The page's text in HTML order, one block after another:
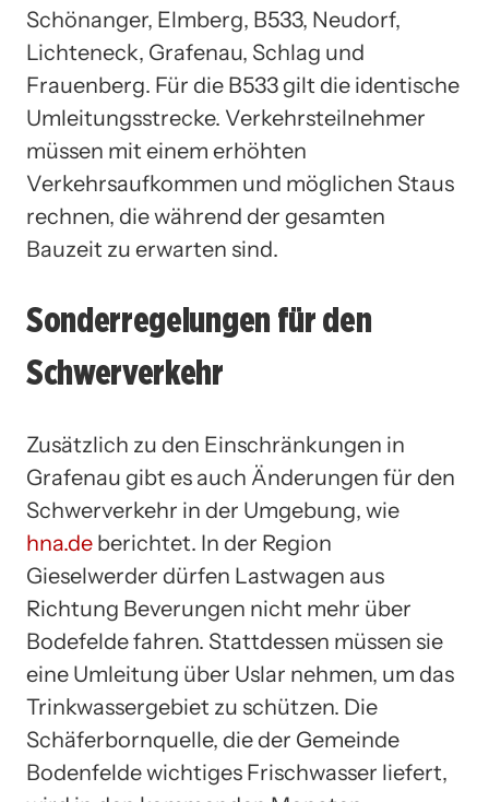
Schönanger, Elmberg, B533, Neudorf,
Lichteneck, Grafenau, Schlag und
Frauenberg. Für die B533 gilt die identische
Umleitungsstrecke. Verkehrsteilnehmer
müssen mit einem erhöhten
Verkehrsaufkommen und möglichen Staus
rechnen, die während der gesamten
Bauzeit zu erwarten sind.
Sonderregelungen für den
Schwerverkehr
Zusätzlich zu den Einschränkungen in
Grafenau gibt es auch Änderungen für den
Schwerverkehr in der Umgebung, wie
hna.de berichtet. In der Region
Gieselwerder dürfen Lastwagen aus
Richtung Beverungen nicht mehr über
Bodefelde fahren. Stattdessen müssen sie
eine Umleitung über Uslar nehmen, um das
Trinkwassergebiet zu schützen. Die
Schäferbornquelle, die der Gemeinde
Bodenfelde wichtiges Frischwasser liefert,